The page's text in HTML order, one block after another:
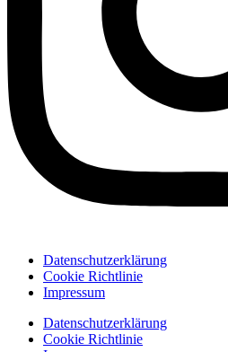
Datenschutzerklärung
Cookie Richtlinie
Impressum
Datenschutzerklärung
Cookie Richtlinie